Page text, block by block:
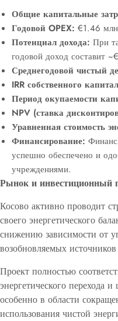
Общие капитальные
Годовой OPEX: €1.46
Потенциал дохода: При
годовой доход составит
Среднегодовой чистый
IRR собственного
Период окупаемости
NPV (ставка
Уравненная стоимость
Финансирование:
успешно обеспечено и
учреждениями.
Рынок и инвестиционный
Косово активно проводит
своего энергетического
снижению зависимости от
возобновляемых
Проект полностью
энергетического перехода
особенно в области
использования чистой